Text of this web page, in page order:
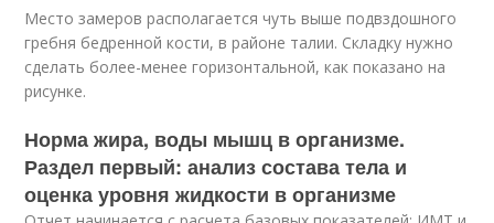
Место замеров располагается чуть выше подвздошного
гребня бедренной кости, в районе талии. Складку нужно
сделать более-менее горизонтальной, как показано на
рисунке.
Норма жира, воды мышц в организме.
Раздел первый: анализ состава тела и
оценка уровня жидкости в организме